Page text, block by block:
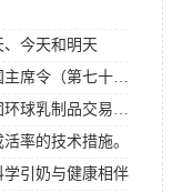
今天和明天
中华人民共和国主席令（第七十七号）
恒天然乳业集团环球乳制品交易第296次交易活动全脂奶粉gDT-WMP价格指数上涨1.9%
率的技术措施。
引奶与健康相伴